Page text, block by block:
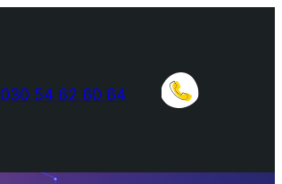
030 54 62 60 64